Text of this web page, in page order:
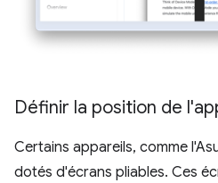
Définir la position de
Certains appareils, comme
dotés d'écrans pliables. Ces